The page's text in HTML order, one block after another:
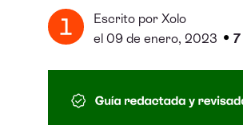
Escrito por Xolo
el 09 de enero, 2023 •